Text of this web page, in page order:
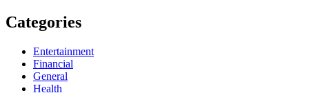
Categories
Entertainment
Financial
General
Health